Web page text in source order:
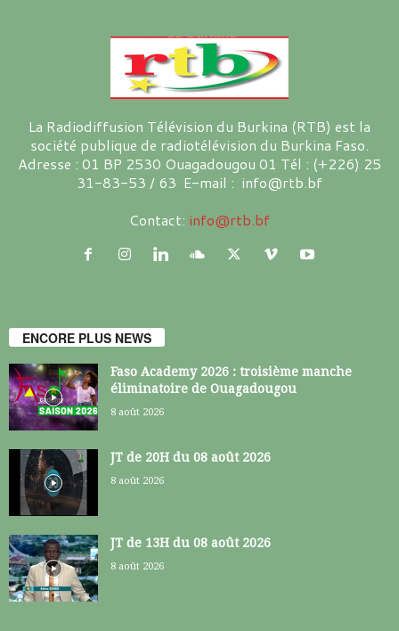
La Radiodiffusion Télévision du Burkina (RTB) est la
société publique de radiotélévision du Burkina Faso.
Adresse : 01 BP 2530 Ouagadougou 01 Tél : (+226) 25
31-83-53 / 63 E-mail : info@rtb.bf
Contact: info@rtb.bf
ENCORE PLUS NEWS
Faso Academy 2026 : troisième manche
éliminatoire de Ouagadougou
8 août 2026
JT de 20H du 08 août 2026
8 août 2026
JT de 13H du 08 août 2026
8 août 2026